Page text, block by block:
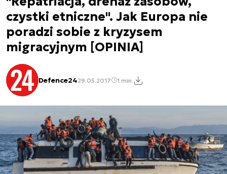
czystki etniczne". Jak Europa nie
poradzi sobie z kryzysem
migracyjnym [OPINIA]
Defence2429.05.2017 1 min.